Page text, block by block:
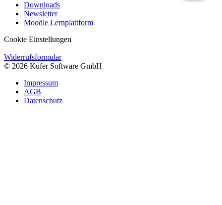
Downloads
Newsletter
Moodle Lernplattform
Cookie Einstellungen
Widerrufsformular
© 2026 Kufer Software GmbH
Impressum
AGB
Datenschutz